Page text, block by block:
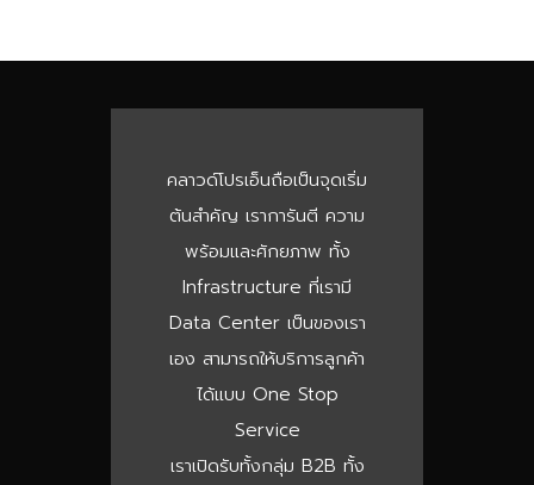
คลาวด์โปรเอ็นถือเป็นจุดเริ่ม
ต้นสำคัญ เราการันตี ความ
พร้อมและศักยภาพ ทั้ง
Infrastructure ที่เรามี
Data Center เป็นของเรา
เอง สามารถให้บริการลูกค้า
ได้แบบ One Stop
Service
เราเปิดรับทั้งกลุ่ม B2B ทั้ง